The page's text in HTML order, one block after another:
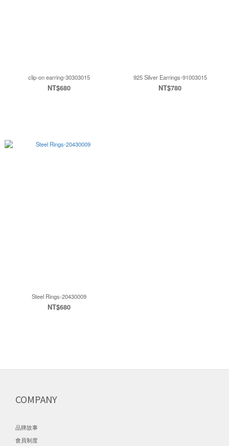
clip-on earring-30303015
NT$680
925 Silver Earrings-91003015
NT$780
Steel Rings-20430009
NT$680
COMPANY
品牌故事
會員制度